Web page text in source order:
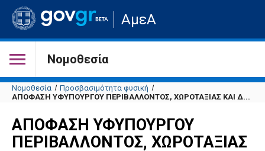
Μετάβαση
στην
σελίδα
του
ΑμεΑ
Νομοθεσία
Νομοθεσία
Προσβασιμότητα φυσική
ΑΠΟΦΑΣΗ ΥΦΥΠΟΥΡΓΟΥ ΠΕΡΙΒΑΛΛΟΝΤΟΣ, ΧΩΡΟΤΑΞΙΑΣ ΚΑΙ Δ...
ΑΠΟΦΑΣΗ ΥΦΥΠΟΥΡΓΟΥ
ΠΕΡΙΒΑΛΛΟΝΤΟΣ, ΧΩΡΟΤΑΞΙΑΣ